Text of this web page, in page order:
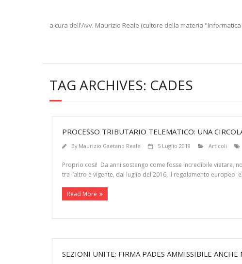
a cura dell'Avv. Maurizio Reale (cultore della materia
TAG ARCHIVES: CADES
PROCESSO TRIBUTARIO TELEMATICO: UNA
By Maurizio Gaetano Reale 5 Luglio 2019 Articoli
Proprio cosi! Da anni sostengo come fosse incredibile vietare,
tra l’altro è vigente, dal luglio del 2016, il regolamento europeo
Read More
SEZIONI UNITE: FIRMA PADES AMMISSIBILE ANCHE